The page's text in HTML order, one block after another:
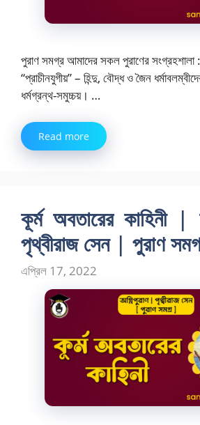
পুরাণ সমগ্র আমাদের সকল পুরাণের
“প্রাচীনযুগীয়” – হিন্দু, বৌদ্ধ ও জৈন
ধর্মগ্রন্থ-সমুচ্চয়। …
Read more
কূর্ম অবতারের কাহিনী
পৃথ্বীরাজ সেন | পুরাণ
এপ্রিল 17, 2022